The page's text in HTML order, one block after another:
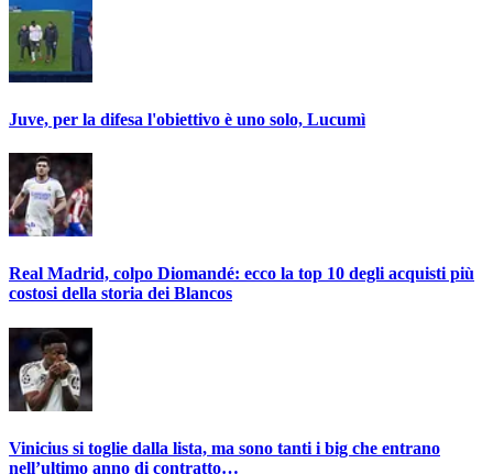
Juve, per la difesa l'obiettivo è uno solo, Lucumì
Real Madrid, colpo Diomandé: ecco la top 10 degli acquisti più
costosi della storia dei Blancos
Vinicius si toglie dalla lista, ma sono tanti i big che entrano
nell’ultimo anno di contratto…